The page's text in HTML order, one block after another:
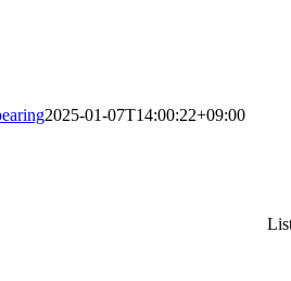
2025-01-07T14:00:22+09:00